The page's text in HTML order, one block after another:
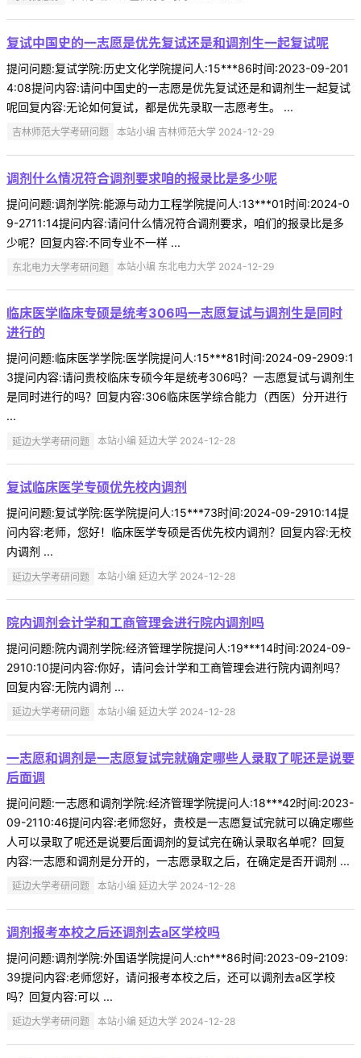
复试中国史的一志愿是优先复试还是和调剂生一起复试呢
提问问题:复试学院:历史文化学院提问人:15***86时间:2023-09-201
4:08提问内容:请问中国史的一志愿是优先复试还是和调剂生一起复试
呢回复内容:无论如何复试，都是优先录取一志愿考生。 ...
吉林师范大学考研问题 本站小编 吉林师范大学 2024-12-29
调剂什么情况符合调剂要求咱的报录比是多少呢
提问问题:调剂学院:能源与动力工程学院提问人:13***01时间:2024-0
9-2711:14提问内容:请问什么情况符合调剂要求，咱们的报录比是多
少呢？回复内容:不同专业不一样 ...
东北电力大学考研问题 本站小编 东北电力大学 2024-12-29
临床医学临床专硕是统考306吗一志愿复试与调剂生是同时
进行的
提问问题:临床医学学院:医学院提问人:15***81时间:2024-09-2909:1
3提问内容:请问贵校临床专硕今年是统考306吗？一志愿复试与调剂生
是同时进行的吗？回复内容:306临床医学综合能力（西医）分开进行
...
延边大学考研问题 本站小编 延边大学 2024-12-28
复试临床医学专硕优先校内调剂
提问问题:复试学院:医学院提问人:15***73时间:2024-09-2910:14提
问内容:老师，您好！临床医学专硕是否优先校内调剂？回复内容:无校
内调剂 ...
延边大学考研问题 本站小编 延边大学 2024-12-28
院内调剂会计学和工商管理会进行院内调剂吗
提问问题:院内调剂学院:经济管理学院提问人:19***14时间:2024-09-
2910:10提问内容:你好，请问会计学和工商管理会进行院内调剂吗？
回复内容:无院内调剂 ...
延边大学考研问题 本站小编 延边大学 2024-12-28
一志愿和调剂是一志愿复试完就确定哪些人录取了呢还是说要
后面调
提问问题:一志愿和调剂学院:经济管理学院提问人:18***42时间:2023-
09-2110:46提问内容:老师您好，贵校是一志愿复试完就可以确定哪些
人可以录取了呢还是说要后面调剂的复试完在确认录取名单呢？回复
内容:一志愿和调剂是分开的，一志愿录取之后，在确定是否开调剂 ...
延边大学考研问题 本站小编 延边大学 2024-12-28
调剂报考本校之后还调剂去a区学校吗
提问问题:调剂学院:外国语学院提问人:ch***86时间:2023-09-2109:
39提问内容:老师您好，请问报考本校之后，还可以调剂去a区学校
吗？回复内容:可以 ...
延边大学考研问题 本站小编 延边大学 2024-12-28